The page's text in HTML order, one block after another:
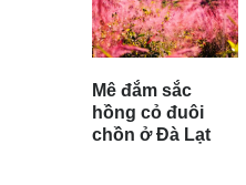
Mê đắm sắc
hồng cỏ đuôi
chồn ở Đà Lạt